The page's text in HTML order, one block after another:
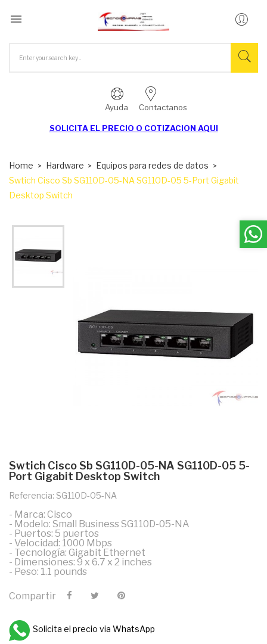

Ayuda Contactanos
SOLICITA EL PRECIO O COTIZACION AQUI
Home Hardware
Equipos para redes de datos
Swtich Cisco Sb SG110D-05-NA SG110D-05 5-Port Gigabit
Desktop Switch
Swtich Cisco Sb SG110D-05-NA SG110D-05 5-
Port Gigabit Desktop Switch
Referencia: SG110D-05-NA
- Marca: Cisco
- Modelo: Small Business SG110D-05-NA
- Puertos: 5 puertos
- Velocidad: 1000 Mbps
- Tecnología: Gigabit Ethernet
- Dimensiones: 9 x 6.7 x 2 inches
- Peso: 1.1 pounds
Compartir
Solicita el precio via WhatsApp